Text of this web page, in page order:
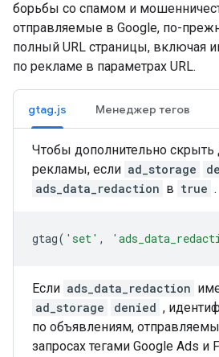
борьбы со спамом и
отправляемые в Google, по-
полный URL страницы, включая
по рекламе в параметрах URL.
gtag.js Менеджер тегов
Чтобы дополнительно
рекламы, если ad_storage
ads_data_redaction в true .
gtag( 'set' ,
Если ads_data_redaction
ad_storage
denied ,
по объявлениям,
запросах тегами Google Ads и